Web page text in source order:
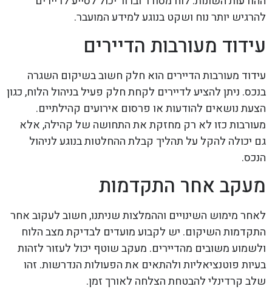
להרגיש יותר נוח ושקט בנוגע למידע המועבר.
עידוד מעורבות הדיירים
עידוד מעורבות הדיירים הוא חלק חשוב בשיקום השגרה
בנכס. ניתן להציע לדיירים לקחת חלק פעיל בניהול הלוח, כגון
הצעת נושאים להודעות או פרסום אירועים קהילתיים.
מעורבות כזו לא רק מחזקת את התחושה של קהילה, אלא
גם יכולה להקל על תהליך קבלת ההחלטות בנוגע לניהול
הנכס.
מעקב אחר התקדמות
לאחר מימוש השינויים וההמלצות שניתנו, חשוב לעקוב אחר
התקדמות השיקום. יש לקבוע מועדים לבדיקת מצב הלוח
ולשמוע משובים מהדיירים. מעקב שוטף יכול לעזור לזהות
בעיות פוטנציאליות ולהתאים את הפעולות הנדרשות. זהו
שלב קרדינלי להבטחת הצלחה לאורך זמן.